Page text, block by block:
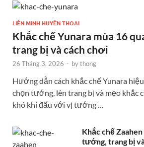
LIÊN MINH HUYỀN THOẠI
Khắc chế Yunara mùa 16
trang bị và cách chơi
26 Tháng 3, 2026 - bythong
Hướng dẫn cách khắc chế Yunara
chọn tướng, lên trang bị và mẹo khắc
khó khi đấu với vị tướng …
Khắc chế
tướng, trang bị